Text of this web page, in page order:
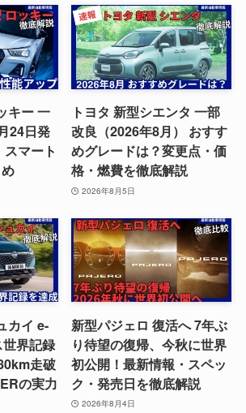
キー 一
24日発
マート
トヨタ 新型シエンタ 一部
改良（2026年8月） おすす
めグレードは？変更点・価
格・燃費を徹底解説
2026年8月5日
カイ e-
界記録
走破
の実力
新型パジェロ 復活へ 7年ぶ
り待望の復帰、今秋に世界
初公開！最新情報・スペッ
ク・発売日を徹底解説
2026年8月4日